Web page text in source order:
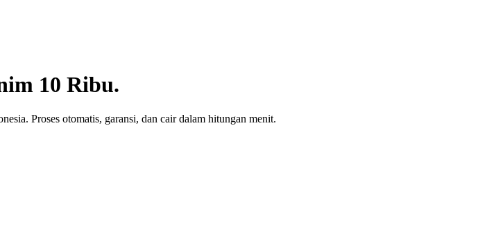
10 Ribu.
Proses otomatis, garansi, dan cair dalam hitungan menit.